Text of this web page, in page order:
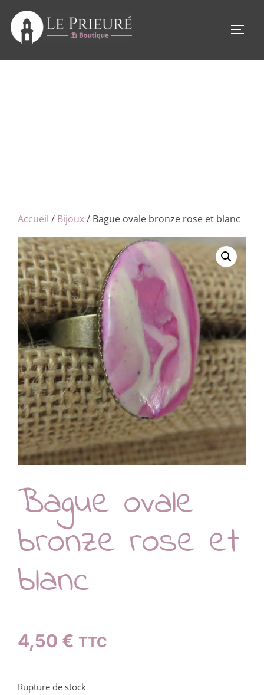
contenu
Accueil / Bijoux/ Bague ovale bronze rose et blanc
Bague ovale
bronze rose et
blanc
4,50 € TTC
Rupture de stock